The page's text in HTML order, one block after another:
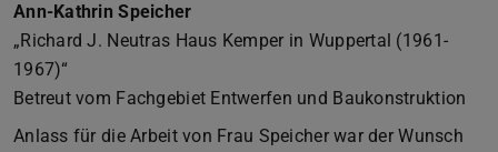
Ann-Kathrin Speicher
„Richard J. Neutras Haus Kemper in Wuppertal (1961-
1967)“
Betreut vom Fachgebiet Entwerfen und Baukonstruktion
Anlass für die Arbeit von Frau Speicher war der Wunsch